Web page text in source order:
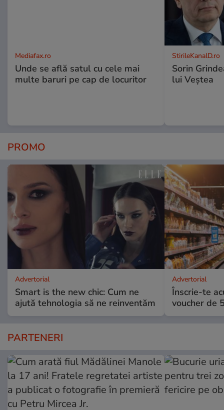
Mediafax.ro
Unde se află satul cu cele mai
multe baruri pe cap de locuritor
StirileKanalD.ro
Sorin
lui Veștea
PROMO
Advertorial
Smart is the new chic: Cum ne
ajută tehnologia să ne reinventăm
Advertorial
Înscrie-te
voucher de
PARTENERI